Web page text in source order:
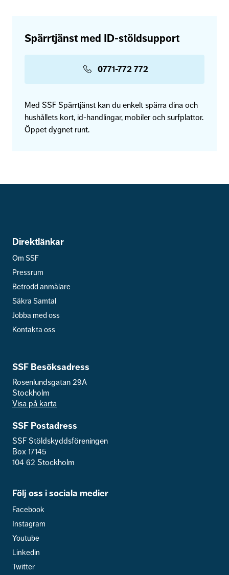
Spärrtjänst med ID-stöldsupport
0771-772 772
Med SSF Spärrtjänst kan du enkelt spärra dina och
hushållets kort, id-handlingar, mobiler och surfplattor.
Öppet dygnet runt.
Direktlänkar
Om SSF
Pressrum
Betrodd anmälare
Säkra Samtal
Jobba med oss
Kontakta oss
SSF Besöksadress
Rosenlundsgatan 29A
Stockholm
Visa på karta
SSF Postadress
SSF Stöldskyddsföreningen
Box 17145
104 62 Stockholm
Följ oss i sociala medier
Facebook
Instagram
Youtube
Linkedin
Twitter